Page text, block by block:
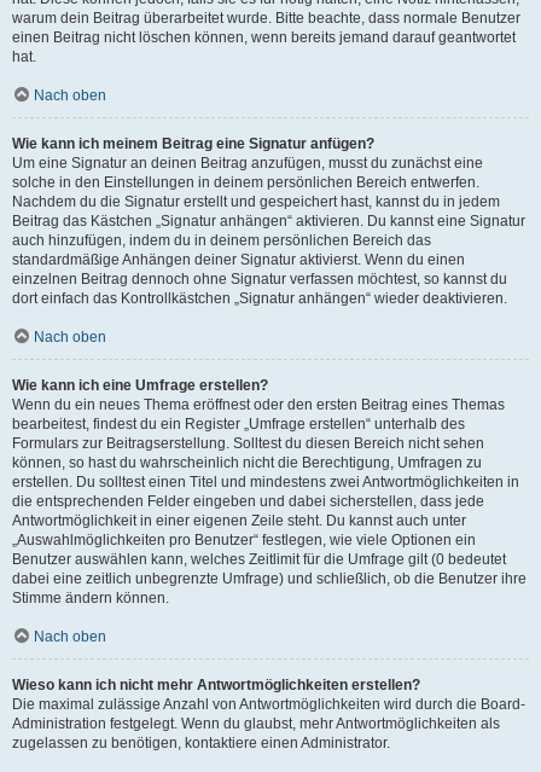
warum dein Beitrag überarbeitet wurde. Bitte beachte, dass normale Benutzer
einen Beitrag nicht löschen können, wenn bereits jemand darauf geantwortet
hat.
Nach oben
Wie kann ich meinem Beitrag eine Signatur anfügen?
Um eine Signatur an deinen Beitrag anzufügen, musst du zunächst eine
solche in den Einstellungen in deinem persönlichen Bereich entwerfen.
Nachdem du die Signatur erstellt und gespeichert hast, kannst du in jedem
Beitrag das Kästchen „Signatur anhängen“ aktivieren. Du kannst eine Signatur
auch hinzufügen, indem du in deinem persönlichen Bereich das
standardmäßige Anhängen deiner Signatur aktivierst. Wenn du einen
einzelnen Beitrag dennoch ohne Signatur verfassen möchtest, so kannst du
dort einfach das Kontrollkästchen „Signatur anhängen“ wieder deaktivieren.
Nach oben
Wie kann ich eine Umfrage erstellen?
Wenn du ein neues Thema eröffnest oder den ersten Beitrag eines Themas
bearbeitest, findest du ein Register „Umfrage erstellen“ unterhalb des
Formulars zur Beitragserstellung. Solltest du diesen Bereich nicht sehen
können, so hast du wahrscheinlich nicht die Berechtigung, Umfragen zu
erstellen. Du solltest einen Titel und mindestens zwei Antwortmöglichkeiten in
die entsprechenden Felder eingeben und dabei sicherstellen, dass jede
Antwortmöglichkeit in einer eigenen Zeile steht. Du kannst auch unter
„Auswahlmöglichkeiten pro Benutzer“ festlegen, wie viele Optionen ein
Benutzer auswählen kann, welches Zeitlimit für die Umfrage gilt (0 bedeutet
dabei eine zeitlich unbegrenzte Umfrage) und schließlich, ob die Benutzer ihre
Stimme ändern können.
Nach oben
Wieso kann ich nicht mehr Antwortmöglichkeiten erstellen?
Die maximal zulässige Anzahl von Antwortmöglichkeiten wird durch die Board-
Administration festgelegt. Wenn du glaubst, mehr Antwortmöglichkeiten als
zugelassen zu benötigen, kontaktiere einen Administrator.